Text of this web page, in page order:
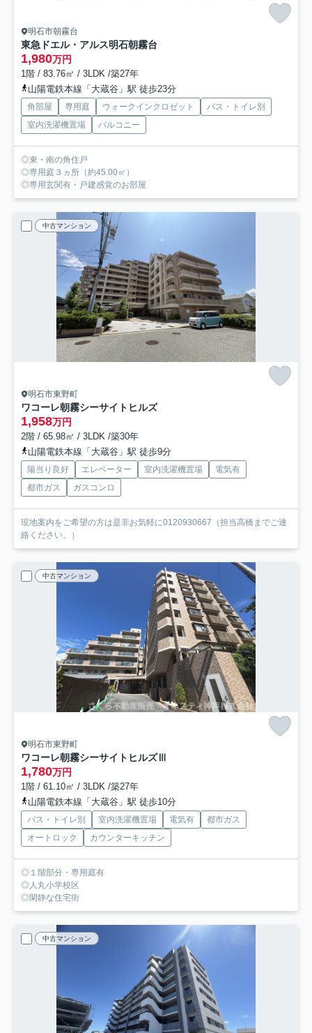
明石市朝霧台
東急ドエル・アルス明石朝霧台
1,980万円
1階 / 83.76㎡ / 3LDK /築27年
山陽電鉄本線「大蔵谷」駅 徒歩23分
角部屋 専用庭 ウォークインクロゼット
バス・トイレ別
室内洗濯機置場
バルコニー
◎東・南の角住戸
◎専用庭３ヵ所（約45.00㎡）
◎専用玄関有・戸建感覚のお部屋
中古マンション
明石市東野町
ワコーレ朝霧シーサイトヒルズ
1,958万円
2階 / 65.98㎡ / 3LDK /築30年
山陽電鉄本線「大蔵谷」駅 徒歩9分
陽当り良好 エレベーター 室内洗濯機置場
電気有
都市ガス
ガスコンロ
現地案内をご希望の方は是非お気軽に0120930667（担当高橋までご連
絡ください。）
中古マンション
明石市東野町
ワコーレ朝霧シーサイトヒルズⅢ
1,780万円
1階 / 61.10㎡ / 3LDK /築27年
山陽電鉄本線「大蔵谷」駅 徒歩10分
バス・トイレ別 室内洗濯機置場 電気有
都市ガス
オートロック
カウンターキッチン
◎１階部分・専用庭有
◎人丸小学校区
◎閑静な住宅街
中古マンション